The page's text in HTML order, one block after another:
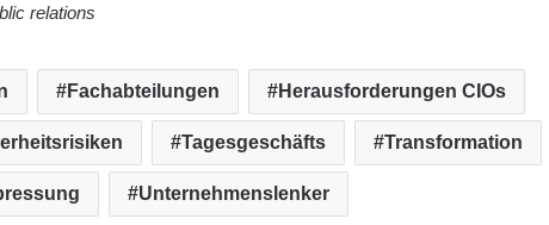
relations
Fachabteilungen Herausforderungen CIOs
Tagesgeschäfts Transformation
Unternehmenslenker